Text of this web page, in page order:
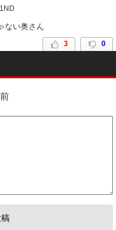
ない奥さん
3 0